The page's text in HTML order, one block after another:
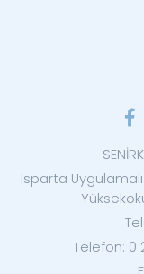
Isparta
Telefon: 0